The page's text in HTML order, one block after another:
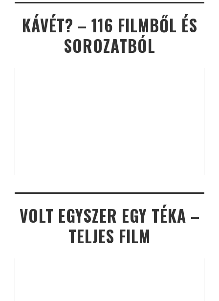
KÁVÉT? – 116 FILMBŐL ÉS
SOROZATBÓL
VOLT EGYSZER EGY TÉKA –
TELJES FILM